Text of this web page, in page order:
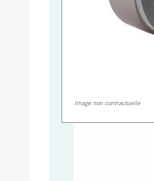
Image non contractuelle